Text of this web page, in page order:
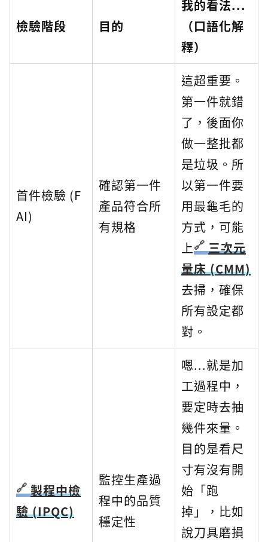
檢驗階段 目的
我的看法...
（口語化解
釋）
首件檢驗 (F
AI)
確認第一件
產品符合所
有規格
這超重要。
第一件就錯
了，後面你
做一整批都
是垃圾。所
以第一件要
用最龜毛的
方式，可能
上
三次元
量床 (CMM)
去掃，確保
所有設定都
對。
製程中檢
驗 (IPQC)
監控生產過
程中的品質
穩定性
嗯...就是加
工過程中，
要定時去抽
幾件來量。
目的是看尺
寸有沒有開
始「跑
掉」，比如
說刀具磨損